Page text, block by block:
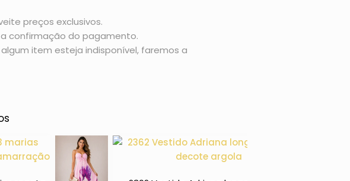
preços exclusivos.
confirmação do pagamento.
item esteja indisponível, faremos a